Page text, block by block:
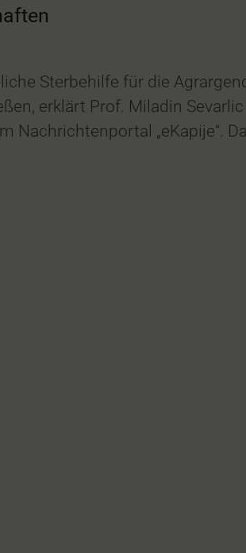
Sterbehilfe für die
erklärt Prof. Miladin
Nachrichtenportal „eKapije“.